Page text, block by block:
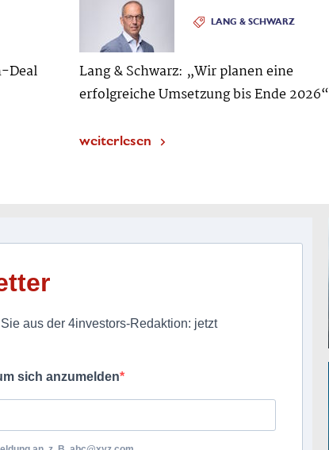
Deal
LANG & SCHWARZ
Lang & Schwarz: „Wir planen eine
erfolgreiche Umsetzung bis Ende 2026“
weiterlesen
aus der 4investors-Redaktion: jetzt
sich anzumelden